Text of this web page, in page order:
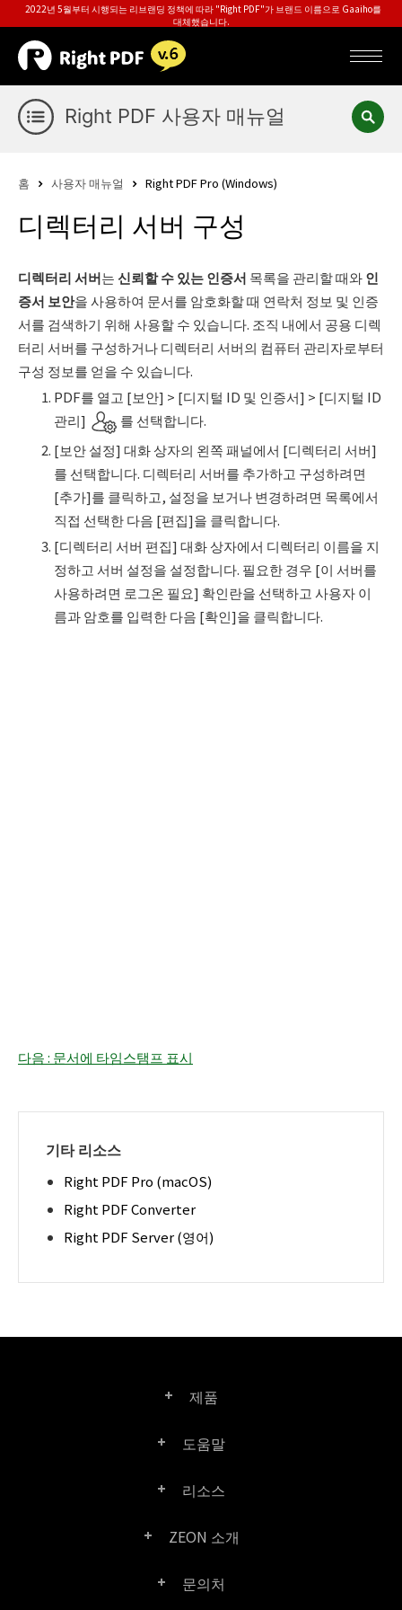
2022년 5월부터 시행되는 리브랜딩 정책에 따라 "Right PDF"가 브랜드 이름으로 Gaaiho를
대체했습니다.
Right PDF 사용자 매뉴얼
홈 사용자 매뉴얼 Right PDF Pro (Windows)
디렉터리 서버 구성
디렉터리 서버는신뢰할 수 있는 인증서 목록을 관리할 때와인
증서 보안을 사용하여 문서를 암호화할 때 연락처 정보 및 인증
서를 검색하기 위해 사용할 수 있습니다. 조직 내에서 공용 디렉
터리 서버를 구성하거나 디렉터리 서버의 컴퓨터 관리자로부터
구성 정보를 얻을 수 있습니다.
PDF를 열고 [보안] > [디지털 ID 및 인증서] > [디지털 ID
관리]
를 선택합니다.
[보안 설정] 대화 상자의 왼쪽 패널에서 [디렉터리 서버]
를 선택합니다. 디렉터리 서버를 추가하고 구성하려면
[추가]를 클릭하고, 설정을 보거나 변경하려면 목록에서
직접 선택한 다음 [편집]을 클릭합니다.
[디렉터리 서버 편집] 대화 상자에서 디렉터리 이름을 지
정하고 서버 설정을 설정합니다. 필요한 경우 [이 서버를
사용하려면 로그온 필요] 확인란을 선택하고 사용자 이
름과 암호를 입력한 다음 [확인]을 클릭합니다.
다음 : 문서에 타임스탬프 표시
기타 리소스
Right PDF Pro (macOS)
Right PDF Converter
Right PDF Server (영어)
제품
Right PDF Pro
도움말
FAQ
리소스
제품/라이선스 비교
ZEON 소개
회사 소개
문의처